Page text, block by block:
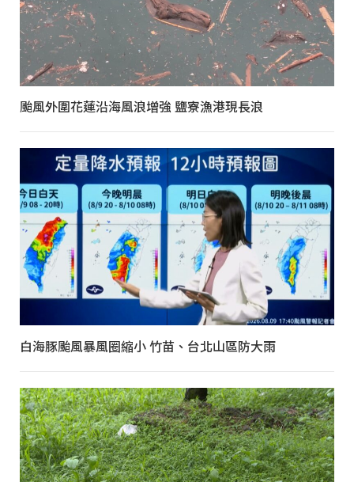
颱風外圍花蓮沿海風浪增強 鹽寮漁港現長浪
白海豚颱風暴風圈縮小 竹苗、台北山區防大雨